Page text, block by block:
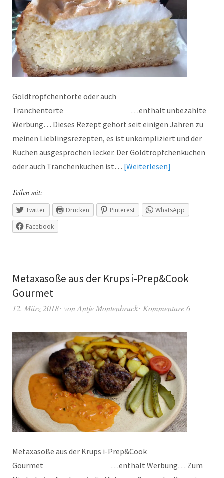
Goldtröpfchentorte oder auch
Tränchentorte …enthält unbezahlte
Werbung… Dieses Rezept gehört seit einigen Jahren zu
meinen Lieblingsrezepten, es ist unkompliziert und der
Kuchen ausgesprochen lecker. Der Goldtröpfchenkuchen
oder auch Tränchenkuchen ist… Weiterlesen
Teilen mit:
Twitter Drucken Pinterest
WhatsApp
Facebook
Metaxasoße aus der Krups i-Prep&Cook
Gourmet
12. März 2018 vonAntje Montenbruck Kommentare 6
Metaxasoße aus der Krups i-Prep&Cook
Gourmet …enthält Werbung… Zum